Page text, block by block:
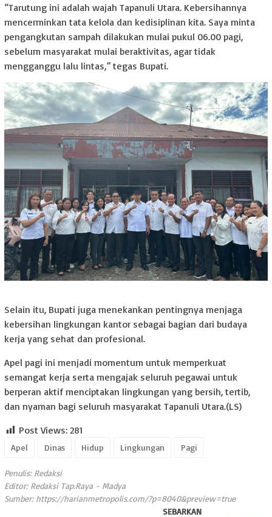
“Tarutung ini adalah wajah Tapanuli Utara. Kebersihannya
mencerminkan tata kelola dan kedisiplinan kita. Saya minta
pengangkutan sampah dilakukan mulai pukul 06.00 pagi,
sebelum masyarakat mulai beraktivitas, agar tidak
mengganggu lalu lintas,” tegas Bupati.
Selain itu, Bupati juga menekankan pentingnya menjaga
kebersihan lingkungan kantor sebagai bagian dari budaya
kerja yang sehat dan profesional.
Apel pagi ini menjadi momentum untuk memperkuat
semangat kerja serta mengajak seluruh pegawai untuk
berperan aktif menciptakan lingkungan yang bersih, tertib,
dan nyaman bagi seluruh masyarakat Tapanuli Utara.(LS)
Post Views: 281
Apel Dinas Hidup Lingkungan Pagi
Penulis: Redaksi
Editor: Redaksi Tap.Raya - Madya
Sumber: https://harianmetropolis.com/?p=8040&preview=true
SEBARKAN